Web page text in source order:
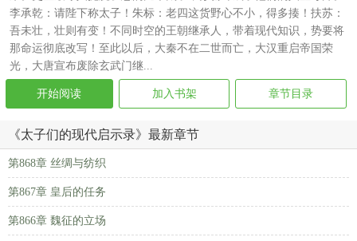
李承乾：请陛下称太子！朱标：老四这货野心不小，得多揍！扶苏：
吾未壮，壮则有变！不同时空的王朝继承人，带着现代知识，势要将
那命运彻底改写！至此以后，大秦不在二世而亡，大汉重启帝国荣
光，大唐宣布废除玄武门继...
开始阅读 加入书架 章节目录
《太子们的现代启示录》最新章节
第868章 丝绸与纺织
第867章 皇后的任务
第866章 魏征的立场